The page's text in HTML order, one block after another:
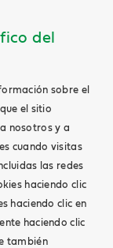
del
sobre el
el sitio
nosotros y a
cuando visitas
las redes
haciendo clic
haciendo clic en
haciendo clic
también